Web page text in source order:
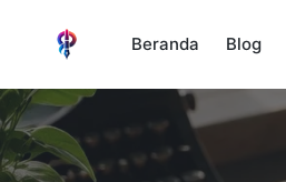
Beranda Blog